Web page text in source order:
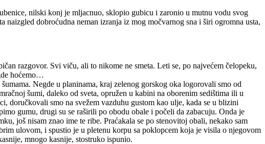
nilski konj je mljacnuo, sklopio gubicu i zaronio u mutnu vodu svog
naizgled dobroćudna neman izranja iz mog močvarnog sna i širi ogromna usta,
razgovor. Svi viču, ali to nikome ne smeta. Leti se, po najvećem čelopeku,
hoćemo…
Negde u planinama, kraj zelenog gorskog oka logorovali smo od
šumi, daleko od sveta, opružen u kabini na oborenim sedištima ili u
doručkovali smo na svežem vazduhu gustom kao ulje, kada se u blizini
gumu, drugi su se raširili po obodu obale i počeli da zabacuju. Onda je
još nisam znao ime te ribe. Praćakala se po stenovitoj obali, nekako sam
ulovom, i spustio je u pletenu korpu sa poklopcem koja je visila o njegovom
mnogo kasnije, stostruko ispunio.